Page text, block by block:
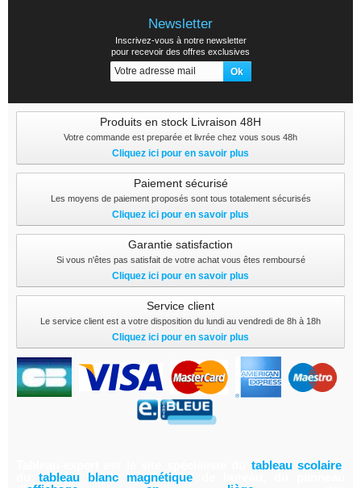
Newsletter
Inscrivez-vous à notre newsletter
pour recevoir des offres exclusives
Produits en stock Livraison 48H
Votre commande est preparée et livrée chez vous sous 48h
Cliquez ici pour en savoir plus
Paiement sécurisé
Les moyens de paiement proposés sont tous totalement sécurisés
Cliquez ici pour en savoir plus
Garantie satisfaction
Si vous n'êtes pas satisfait de votre achat vous êtes remboursé
Cliquez ici pour en savoir plus
Service client
Le service client est a votre disposition du lundi au vendredi de 8h à 18h
Cliquez ici pour en savoir plus
tableau scolaire
tableau blanc magnétique